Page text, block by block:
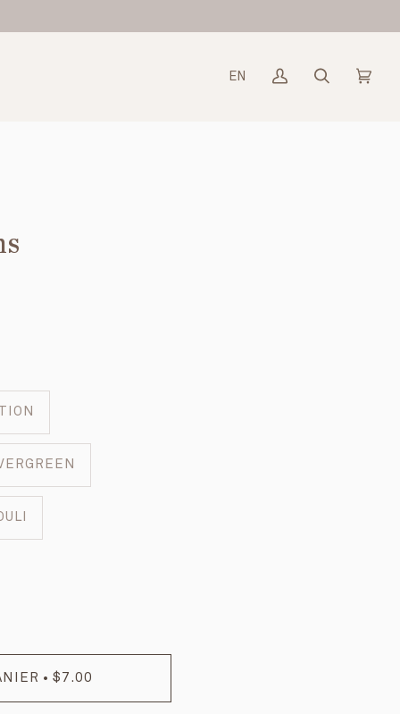
EN
Mon
RecherchePanier
• $7.00